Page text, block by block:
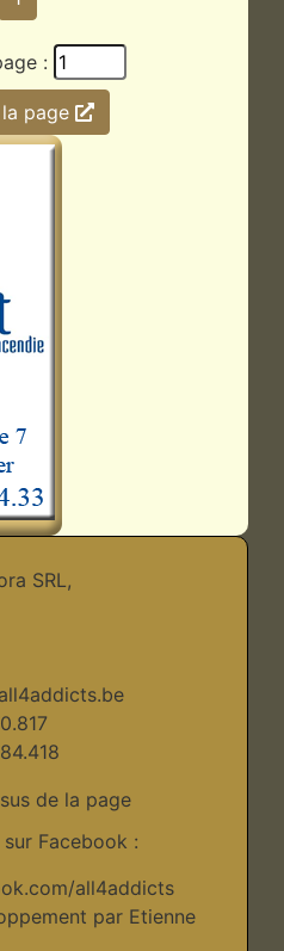
:
page
SRL,
de la page
Facebook :
all4addicts
par Etienne